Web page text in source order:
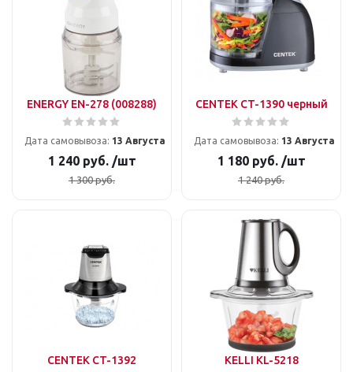
ENERGY EN-278 (008288)
Дата самовывоза: 13 Августа
1 240руб. /шт
1 300руб.
CENTEK CT-1390 черный
Дата самовывоза: 13 Августа
1 180руб. /шт
1 240руб.
CENTEK CT-1392 KELLI KL-5218